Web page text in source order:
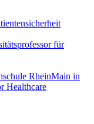
für
RheinMain in
Healthcare